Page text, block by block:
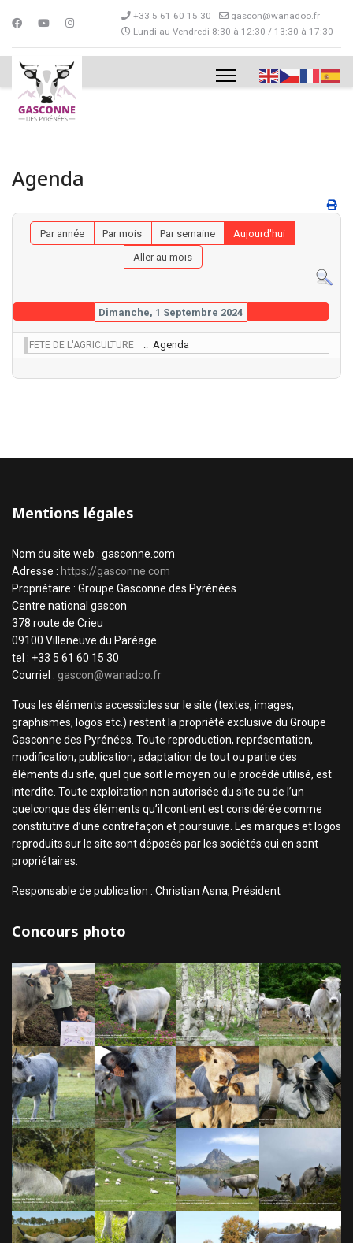
+33 5 61 60 15 30
gascon@wanadoo.fr
Lundi au Vendredi 8:30 à 12:30 / 13:30 à 17:30
Agenda
Par année Par mois Par semaine
Aujourd'hui
Aller au mois
Dimanche, 1 Septembre 2024
FETE DE L'AGRICULTURE :: Agenda
Mentions légales
Nom du site web : gasconne.com
Adresse : https://gasconne.com
Propriétaire : Groupe Gasconne des Pyrénées
Centre national gascon
378 route de Crieu
09100 Villeneuve du Paréage
tel : +33 5 61 60 15 30
Courriel : gascon@wanadoo.fr
Tous les éléments accessibles sur le site (textes, images,
graphismes, logos etc.) restent la propriété exclusive du Groupe
Gasconne des Pyrénées. Toute reproduction, représentation,
modification, publication, adaptation de tout ou partie des
éléments du site, quel que soit le moyen ou le procédé utilisé, est
interdite. Toute exploitation non autorisée du site ou de l’un
quelconque des éléments qu’il contient est considérée comme
constitutive d’une contrefaçon et poursuivie. Les marques et logos
reproduits sur le site sont déposés par les sociétés qui en sont
propriétaires.
Responsable de publication : Christian Asna, Président
Concours photo